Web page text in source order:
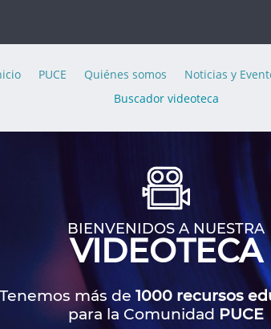
PUCE Quiénes somos Noticias y
Buscador videoteca
BIENVENIDOS A NUESTRA
VIDEOTECA
Tenemos más de 1000 recursos
para la Comunidad PUCE